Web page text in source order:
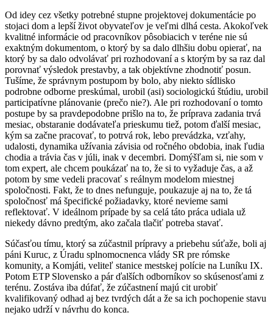
Od idey cez všetky potrebné stupne projektovej dokumentácie po
stojaci dom a lepší život obyvateľov je veľmi dlhá cesta. Akokoľvek
kvalitné informácie od pracovníkov pôsobiacich v teréne nie sú
exaktným dokumentom, o ktorý by sa dalo dlhšiu dobu opierať, na
ktorý by sa dalo odvolávať pri rozhodovaní a s ktorým by sa raz dal
porovnať výsledok prestavby, a tak objektívne zhodnotiť posun.
Tušíme, že správnym postupom by bolo, aby niekto sídlisko
podrobne odborne preskúmal, urobil (asi) sociologickú štúdiu, urobil
participatívne plánovanie (prečo nie?). Ale pri rozhodovaní o tomto
postupe by sa pravdepodobne prišlo na to, že príprava zadania trvá
mesiac, obstaranie dodávateľa prieskumu tiež, potom ďalší mesiac,
kým sa začne pracovať, to potrvá rok, lebo prevádzka, vzťahy,
udalosti, dynamika užívania závisia od ročného obdobia, inak ľudia
chodia a trávia čas v júli, inak v decembri. Domýšľam si, nie som v
tom expert, ale chcem poukázať na to, že si to vyžaduje čas, a až
potom by sme vedeli pracovať s reálnym modelom miestnej
spoločnosti. Fakt, že to dnes nefunguje, poukazuje aj na to, že tá
spoločnosť má špecifické požiadavky, ktoré nevieme sami
reflektovať. V ideálnom prípade by sa celá táto práca udiala už
niekedy dávno predtým, ako začala tlačiť potreba stavať.
Súčasťou tímu, ktorý sa zúčastnil prípravy a priebehu súťaže, boli aj
páni Kuruc, z Úradu splnomocnenca vlády SR pre rómske
komunity, a Komjáti, veliteľ stanice mestskej polície na Luníku IX.
Potom ETP Slovensko a pár ďalších odborníkov so skúsenosťami z
terénu. Zostáva iba dúfať, že zúčastnení majú cit urobiť
kvalifikovaný odhad aj bez tvrdých dát a že sa ich pochopenie stavu
nejako udrží v návrhu do konca.